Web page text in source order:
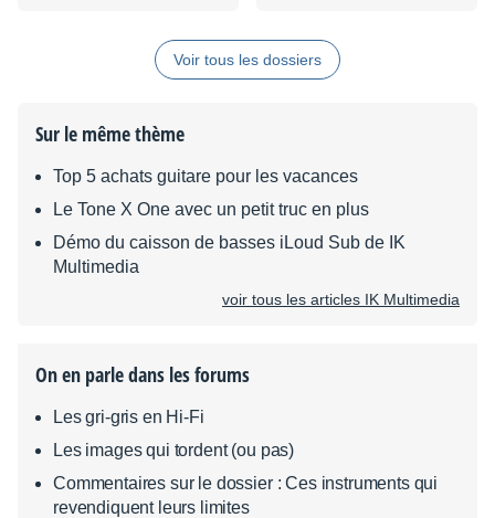
Voir tous les dossiers
Sur le même thème
Top 5 achats guitare pour les vacances
Le Tone X One avec un petit truc en plus
Démo du caisson de basses iLoud Sub de IK
Multimedia
voir tous les articles IK Multimedia
On en parle dans les forums
Les gri-gris en Hi-Fi
Les images qui tordent (ou pas)
Commentaires sur le dossier : Ces instruments qui
revendiquent leurs limites